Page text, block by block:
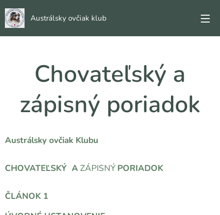
Austrálsky ovčiak klub
Chovateľský a
zápisný poriadok
Austrálsky ovčiak Klubu
CHOVATEĽSKÝ AZÁPISNÝ PORIADOK
ČLÁNOK 1